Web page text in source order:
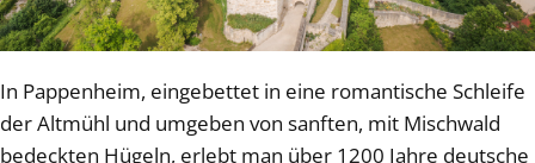
In Pappenheim, eingebettet in eine romantische Schleife
der Altmühl und umgeben von sanften, mit Mischwald
bedeckten Hügeln, erlebt man über 1200 Jahre deutsche